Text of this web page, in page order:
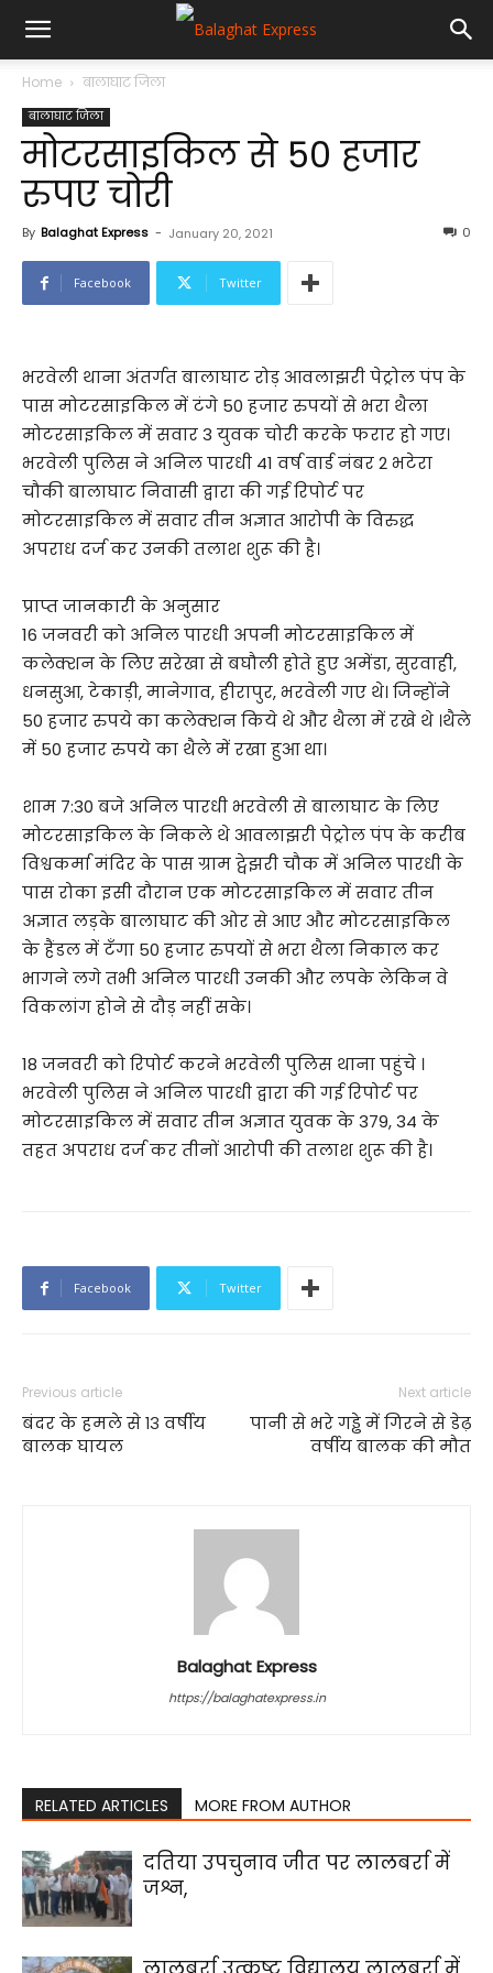
Home बालाघाट जिला
बालाघाट जिला
मोटरसाइकिल से 50 हजार
रुपए चोरी
By Balaghat Express - January 20, 2021 0
Facebook Twitter
भरवेली थाना अंतर्गत बालाघाट रोड़ आवलाझरी पेट्रोल पंप के
पास मोटरसाइकिल में टंगे 50 हजार रुपयों से भरा थैला
मोटरसाइकिल में सवार 3 युवक चोरी करके फरार हो गए।
भरवेली पुलिस ने अनिल पारधी 41 वर्ष वार्ड नंबर 2 भटेरा
चौकी बालाघाट निवासी द्वारा की गई रिपोर्ट पर
मोटरसाइकिल में सवार तीन अज्ञात आरोपी के विरुद्ध
अपराध दर्ज कर उनकी तलाश शुरू की है।
प्राप्त जानकारी के अनुसार
16 जनवरी को अनिल पारधी अपनी मोटरसाइकिल में
कलेक्शन के लिए सरेखा से बघौली होते हुए अमेंडा, सुरवाही,
धनसुआ, टेकाड़ी, मानेगाव, हीरापुर, भरवेली गए थे। जिन्होंने
50 हजार रुपये का कलेक्शन किये थे और थैला में रखे थे ।थैले
में 50 हजार रुपये का थैले में रखा हुआ था।
शाम 7:30 बजे अनिल पारधी भरवेली से बालाघाट के लिए
मोटरसाइकिल के निकले थे आवलाझरी पेट्रोल पंप के करीब
विश्वकर्मा मंदिर के पास ग्राम ट्वेझरी चौक में अनिल पारधी के
पास रोका इसी दौरान एक मोटरसाइकिल में सवार तीन
अज्ञात लड़के बालाघाट की ओर से आए और मोटरसाइकिल
के हैंडल में टँगा 50 हजार रुपयों से भरा थैला निकाल कर
भागने लगे तभी अनिल पारधी उनकी और लपके लेकिन वे
विकलांग होने से दौड़ नहीं सके।
18 जनवरी को रिपोर्ट करने भरवेली पुलिस थाना पहुंचे ।
भरवेली पुलिस ने अनिल पारधी द्वारा की गई रिपोर्ट पर
मोटरसाइकिल में सवार तीन अज्ञात युवक के 379, 34 के
तहत अपराध दर्ज कर तीनों आरोपी की तलाश शुरू की है।
Facebook Twitter
Previous article
बंदर के हमले से १३ वर्षीय
बालक घायल
Next article
पानी से भरे गड्ढे में गिरने से डेढ़
वर्षीय बालक की मौत
Balaghat Express
https://balaghatexpress.in
RELATED ARTICLES MORE FROM AUTHOR
दतिया उपचुनाव जीत पर लालबर्रा में
जश्न,